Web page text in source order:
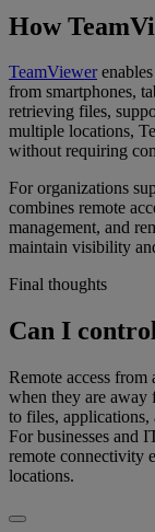
How
TeamViewerenables
from smartphones,
retrieving files,
multiple locations,
without requiring
For organizations
combines remote
management, and
maintain visibility
Final thoughts
Can I
Remote access from
when they are away
to files,
For businesses and
remote connectivity
locations.